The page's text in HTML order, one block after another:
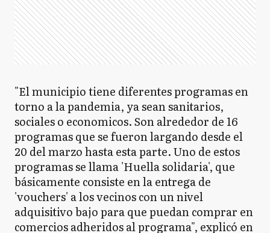
"El municipio tiene diferentes programas en
torno a la pandemia, ya sean sanitarios,
sociales o economicos. Son alrededor de 16
programas que se fueron largando desde el
20 del marzo hasta esta parte. Uno de estos
programas se llama 'Huella solidaria', que
básicamente consiste en la entrega de
'vouchers' a los vecinos con un nivel
adquisitivo bajo para que puedan comprar en
comercios adheridos al programa", explicó en